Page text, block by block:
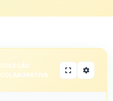
COLEÇÃO
COLABORATIVA